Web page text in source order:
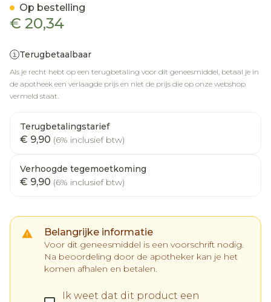
€ 20,34
Terugbetaalbaar
Als je recht hebt op een terugbetaling voor dit geneesmiddel, betaal je in
de apotheek een verlaagde prijs en niet de prijs die op onze webshop
vermeld staat.
Terugbetalingstarief
€ 9,90 (6% inclusief btw)
Verhoogde tegemoetkoming
€ 9,90 (6% inclusief btw)
Belangrijke informatie
Voor dit geneesmiddel is een voorschrift nodig.
Na beoordeling door de apotheker kan je het
komen afhalen en betalen.
Ik weet dat dit product een
Op bestelling